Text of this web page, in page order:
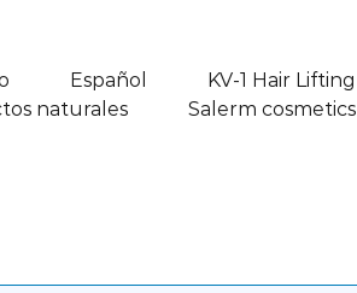
Español
KV-1 Hair Lifting
naturales
Salerm cosmetics